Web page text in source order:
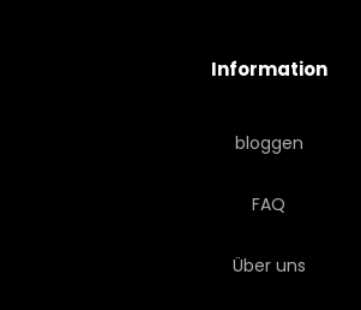
Information
bloggen
FAQ
Über uns